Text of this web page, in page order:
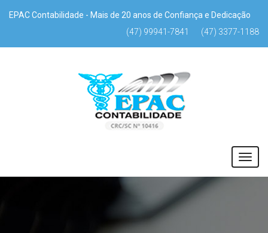
EPAC Contabilidade - Mais de 20 anos de Confiança e Dedicação
(47) 99941-7841
(47) 3377-1188